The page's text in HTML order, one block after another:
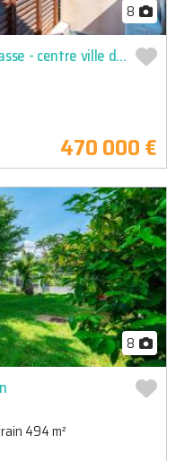
8
Appartement t4 duplex avec terrasse - centre ville de saint-denis
470 000 €
8
494 m²